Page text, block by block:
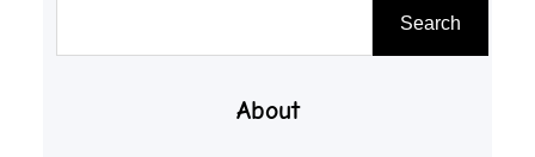
Search
About